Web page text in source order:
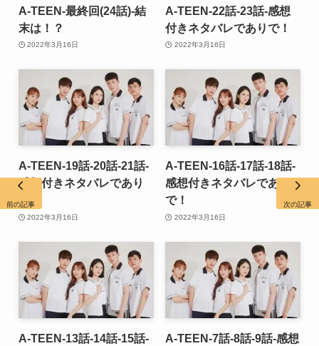
A-TEEN-最終回(24話)-結
末は！？
2022年3月16日
A-TEEN-22話-23話-感想
付きネタバレでありで！
2022年3月16日
A-TEEN-19話-20話-21話-
感想付きネタバレであり
で！
2022年3月16日
A-TEEN-16話-17話-18話-
感想付きネタバレであり
で！
2022年3月16日
A-TEEN-13話-14話-15話-
A-TEEN-7話-8話-9話-感想
前の記事 次の記事